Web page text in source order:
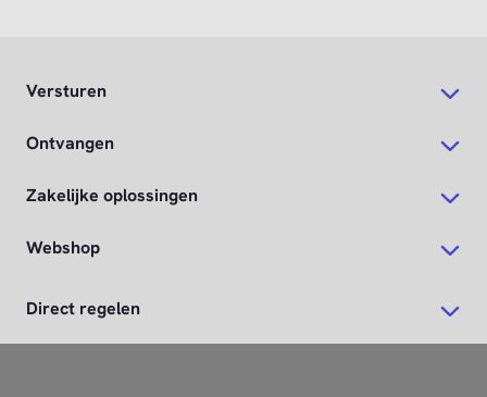
Versturen
Ontvangen
Zakelijke oplossingen
Webshop
Direct regelen